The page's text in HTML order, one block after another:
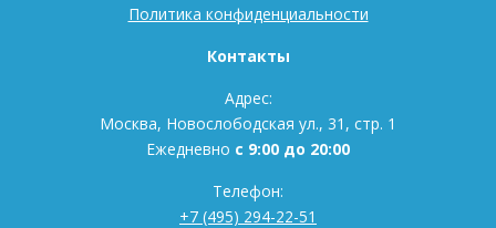
Политика конфиденциальности
Контакты
Адрес:
Москва, Новослободская ул., 31, стр. 1
Ежедневно с 9:00 до 20:00
Телефон:
+7 (495) 294-22-51